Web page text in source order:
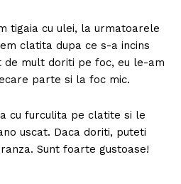
tigaia cu ulei, la urmatoarele
clatita dupa ce s-a incins
de mult doriti pe foc, eu le-am
parte si la foc mic.
cu furculita pe clatite si le
uscat. Daca doriti, puteti
Sunt foarte gustoase!